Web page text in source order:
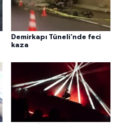
Demirkapı Tüneli’nde feci
kaza